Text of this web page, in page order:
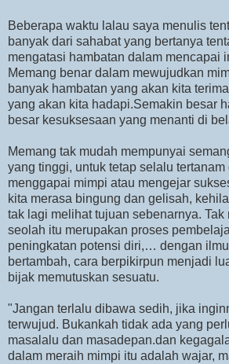
Beberapa waktu lalau saya menulis
banyak dari sahabat yang bertanya
mengatasi hambatan dalam mencapai
Memang benar dalam mewujudkan
banyak hambatan yang akan kita
yang akan kita hadapi.Semakin besar
besar kesuksesaan yang menanti di
Memang tak mudah mempunyai
yang tinggi, untuk tetap selalu
menggapai mimpi atau mengejar
kita merasa bingung dan gelisah,
tak lagi melihat tujuan sebenarnya.
seolah itu merupakan proses
peningkatan potensi diri,… dengan
bertambah, cara berpikirpun menjadi
bijak memutuskan sesuatu.
"Jangan terlalu dibawa sedih, jika
terwujud. Bukankah tidak ada yang
masalalu dan masadepan.dan
dalam meraih mimpi itu adalah wajar,